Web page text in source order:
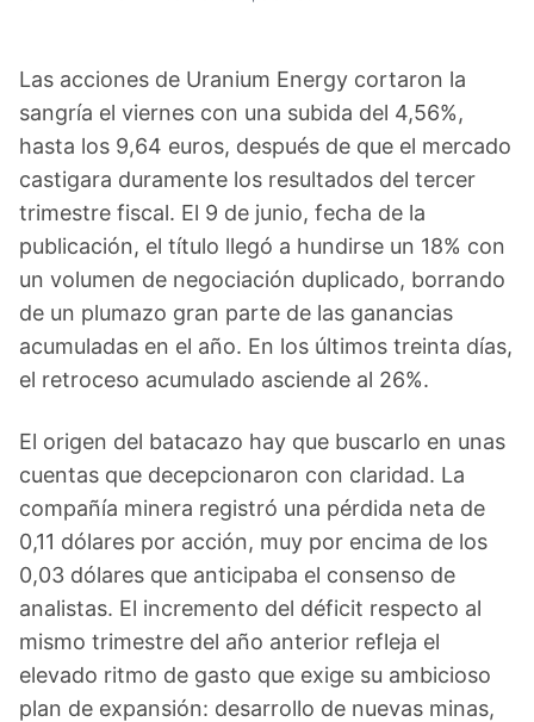
Las acciones de Uranium Energy cortaron la
sangría el viernes con una subida del 4,56%,
hasta los 9,64 euros, después de que el mercado
castigara duramente los resultados del tercer
trimestre fiscal. El 9 de junio, fecha de la
publicación, el título llegó a hundirse un 18% con
un volumen de negociación duplicado, borrando
de un plumazo gran parte de las ganancias
acumuladas en el año. En los últimos treinta días,
el retroceso acumulado asciende al 26%.
El origen del batacazo hay que buscarlo en unas
cuentas que decepcionaron con claridad. La
compañía minera registró una pérdida neta de
0,11 dólares por acción, muy por encima de los
0,03 dólares que anticipaba el consenso de
analistas. El incremento del déficit respecto al
mismo trimestre del año anterior refleja el
elevado ritmo de gasto que exige su ambicioso
plan de expansión: desarrollo de nuevas minas,